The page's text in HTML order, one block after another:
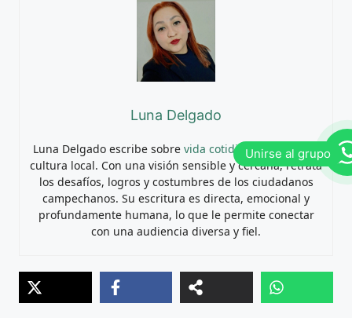
Luna Delgado
Luna Delgado escribe sobre vida cotidiana, sociedad y
cultura local. Con una visión sensible y cercana, retrata
los desafíos, logros y costumbres de los ciudadanos
campechanos. Su escritura es directa, emocional y
profundamente humana, lo que le permite conectar
con una audiencia diversa y fiel.